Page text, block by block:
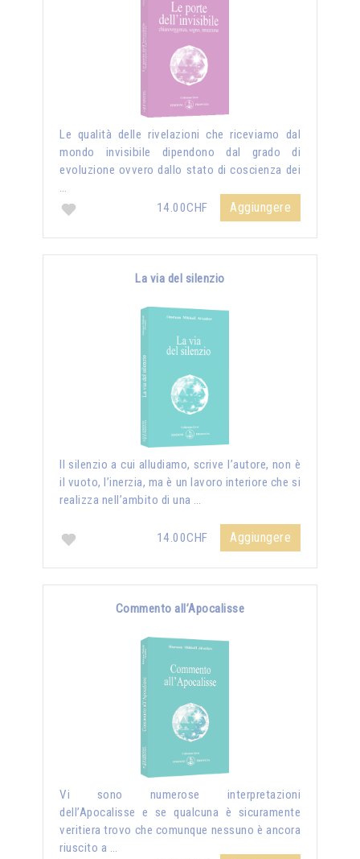
Le qualità delle rivelazioni che riceviamo dal
mondo invisibile dipendono dal grado di
evoluzione ovvero dallo stato di coscienza dei
…
14.00CHF
Aggiungere
La via del silenzio
II silenzio a cui alludiamo, scrive l’autore, non è
il vuoto, l’inerzia, ma è un lavoro interiore che si
realizza nell’ambito di una …
14.00CHF Aggiungere
Commento all’Apocalisse
Vi sono numerose interpretazioni
dell’Apocalisse e se qualcuna è sicuramente
veritiera trovo che comunque nessuno è ancora
riuscito a …